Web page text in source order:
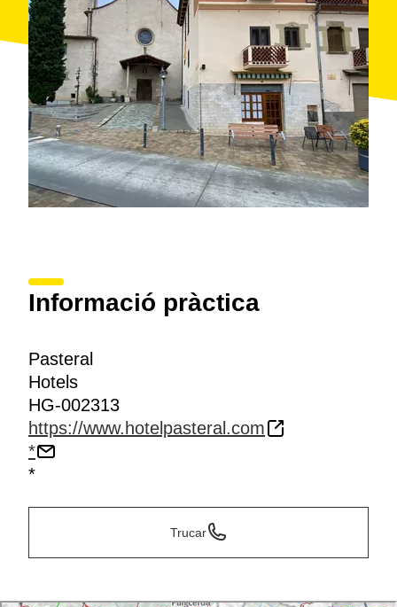
el seu rústic origen, l'hotel està adaptat a les noves
tecnologies i permet organitzar esdeveniments i
reunions en un entorn molt especial.
Informació pràctica
Pasteral
Hotels
HG-002313
https://www.hotelpasteral.com
*
*
Trucar